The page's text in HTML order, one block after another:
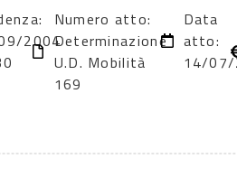
2004
Numero atto:
Determinazione
U.D. Mobilità
169
Data
atto:
14/